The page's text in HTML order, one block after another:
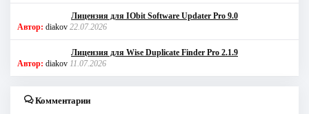
Лицензия для IObit Software Updater Pro 9.0
Автор: diakov 22.07.2026
Лицензия для Wise Duplicate Finder Pro 2.1.9
Автор: diakov 11.07.2026
Комментарии